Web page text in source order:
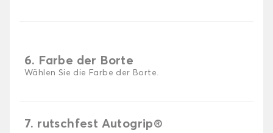
6. Farbe der Borte
Wählen Sie die Farbe der Borte.
7. rutschfest Autogrip®